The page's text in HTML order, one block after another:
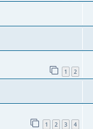
1 2
1 2 3 4